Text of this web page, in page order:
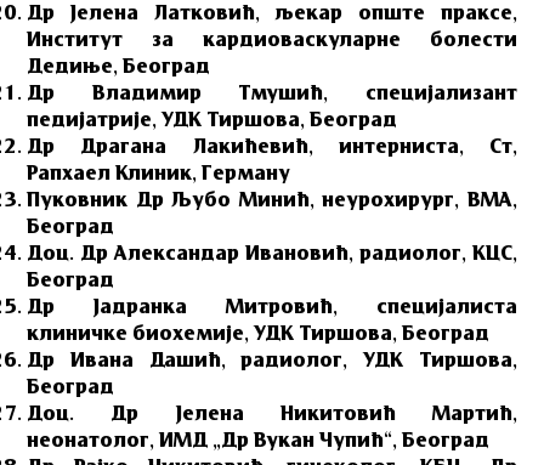
Др Јелена Латковић, љекар опште праксе,
Институт за кардиоваскуларне болести
Дедиње, Београд
Др Владимир Тмушић, специјализант
педијатрије, УДК Тиршова, Београд
Др Драгана Лакићевић, интерниста, Ст,
Рапхаел Клиник, Германy
Пуковник Др Љубо Минић, неурохирург, ВМА,
Београд
Доц. Др Александар Ивановић, радиолог, КЦС,
Београд
Др Јадранка Митровић, специјалиста
клиничке биохемије, УДК Тиршова, Београд
Др Ивана Дашић, радиолог, УДК Тиршова,
Београд
Доц. Др Јелена Никитовић Мартић,
неонатолог, ИМД „Др Вукан Чупић“, Београд